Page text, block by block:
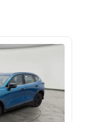
جديدة
ملوحة